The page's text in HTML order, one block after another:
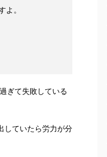
。
ぎて失敗している
していたら労力が分